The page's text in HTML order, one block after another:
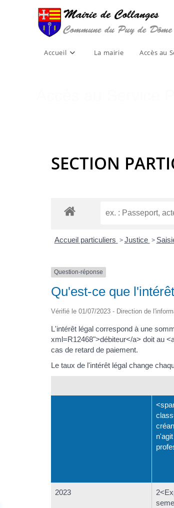
Accueil La mairie Accès au
SECTION
Accueil particuliers > Justice >
Question-réponse
Qu'est-ce que
Vérifié le 01/07/2023 - Direction de
L'intérêt légal correspond à une
xml=R12468">débiteur</a> doit au
cas de retard de paiement.
Le taux de l'intérêt légal change
2023